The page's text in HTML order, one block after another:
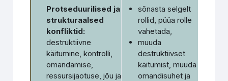
Protseduurilised ja
strukturaalsed
konfliktid:
destruktiivne
käitumine, kontrolli,
omandamise,
ressursijaotuse, jõu ja
sõnasta selgelt
rollid, püüa rolle
vahetada,
muuda
destruktiivset
käitumist, muuda
omandisuhet ja